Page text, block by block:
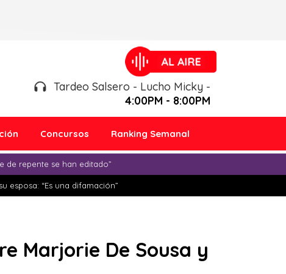
Tardeo Salsero - Lucho Micky -
4:00PM - 8:00PM
Concursos Ranking Semanal
de repente se han editado”
esposa: “Es una difamación”
Marjorie De Sousa y